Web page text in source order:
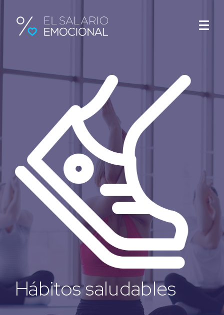
Hábitos saludables